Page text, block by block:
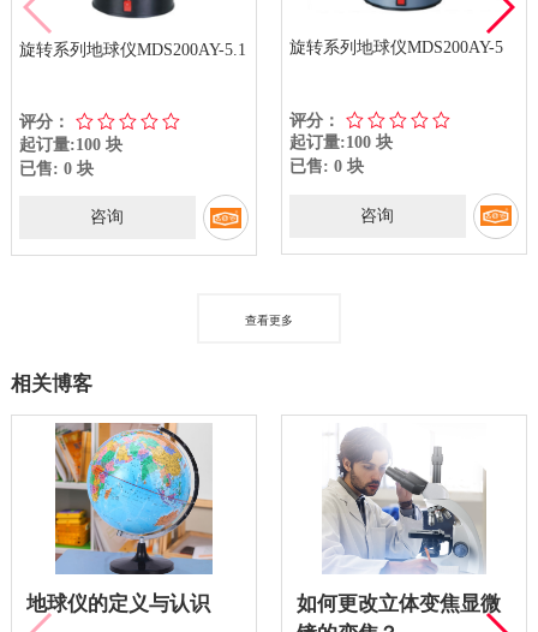
旋转系列地球仪MDS200AY-5.1
评分：
起订量:100 块
已售: 0 块
咨询
旋转系列地球仪MDS200AY-5
评分：
起订量:100 块
已售: 0 块
咨询
查看更多
相关博客
地球仪的定义与认识
如何更改立体变焦显微